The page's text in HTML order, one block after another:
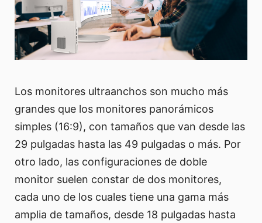
Los monitores ultraanchos son mucho más
grandes que los monitores panorámicos
simples (16:9), con tamaños que van desde las
29 pulgadas hasta las 49 pulgadas o más. Por
otro lado, las configuraciones de doble
monitor suelen constar de dos monitores,
cada uno de los cuales tiene una gama más
amplia de tamaños, desde 18 pulgadas hasta